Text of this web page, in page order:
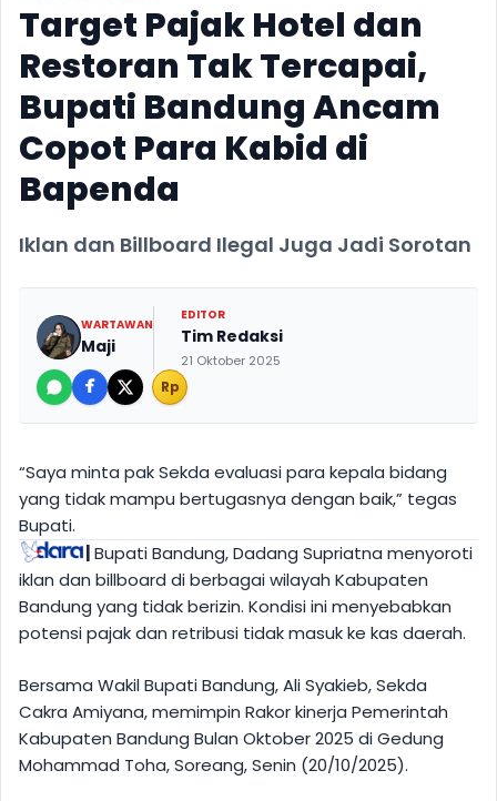
Target Pajak Hotel dan
Restoran Tak Tercapai,
Bupati Bandung Ancam
Copot Para Kabid di
Bapenda
Iklan dan Billboard Ilegal Juga Jadi Sorotan
WARTAWAN
Maji
EDITOR
Tim Redaksi
21 Oktober 2025
Rp
“Saya minta pak Sekda evaluasi para kepala bidang
yang tidak mampu bertugasnya dengan baik,” tegas
Bupati.
|Bupati Bandung, Dadang Supriatna menyoroti
iklan dan billboard di berbagai wilayah Kabupaten
Bandung yang tidak berizin. Kondisi ini menyebabkan
potensi pajak dan retribusi tidak masuk ke kas daerah.
Bersama Wakil Bupati Bandung, Ali Syakieb, Sekda
Cakra Amiyana, memimpin Rakor kinerja Pemerintah
Kabupaten Bandung Bulan Oktober 2025 di Gedung
Mohammad Toha, Soreang, Senin (20/10/2025).